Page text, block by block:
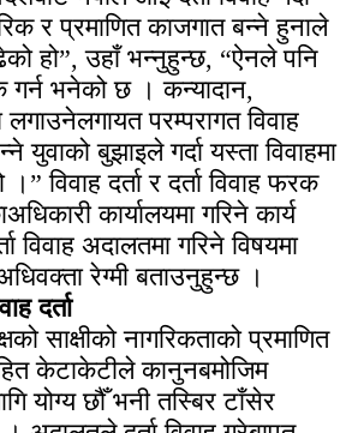
र प्रमाणित काजगात बन्ने हुनाले
हो”, उहाँ भन्नुहुन्छ, “ऐनले पनि
गर्न भनेको छ । कन्यादान,
लगाउनेलगायत परम्परागत विवाह
युवाको बुझाइले गर्दा यस्ता विवाहमा
विवाह दर्ता र दर्ता विवाह फरक
कार्यालयमा गरिने कार्य
विवाह अदालतमा गरिने विषयमा
रेग्मी बताउनुहुन्छ ।
दर्ता
साक्षीको नागरिकताको प्रमाणित
केटाकेटीले कानुनबमोजिम
योग्य छौँ भनी तस्बिर टाँसेर